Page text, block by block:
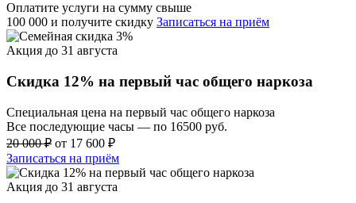
Оплатите услуги на сумму свыше
100 000 и получите скидку Записаться на приём
Акция до 31 августа
Скидка 12% на первый час общего наркоза
Специальная цена на первый час общего наркоза
Все последующие часы — по 16500 руб.
20 000 ₽ от 17 600 ₽
Записаться на приём
Акция до 31 августа